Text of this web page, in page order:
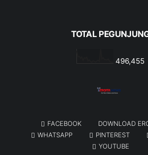
TOTAL
496,455
FACEBOOK
DOWNLOAD
WHATSAPP
PINTEREST
YOUTUBE